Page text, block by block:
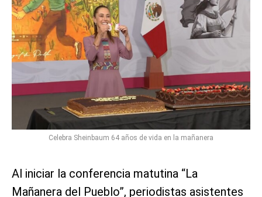
Celebra Sheinbaum 64 años de vida en la mañanera
Al iniciar la conferencia matutina “La
Mañanera del Pueblo”, periodistas asistentes